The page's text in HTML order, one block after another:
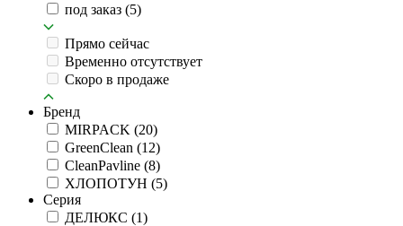
под заказ (5)
Прямо сейчас
Временно отсутствует
Скоро в продаже
Бренд
MIRPACK (20)
GreenClean (12)
CleanPavline (8)
ХЛОПОТУН (5)
Серия
ДЕЛЮКС (1)